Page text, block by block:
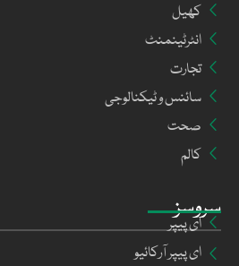
سروسز
ای پیپر
ای پیپر آرکائیو
کھیل
انٹرٹینمنٹ
تجارت
سائنس و ٹیکنالوجی
صحت
کالم